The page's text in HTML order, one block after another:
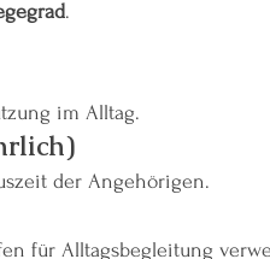
.
im Alltag.
der Angehörigen.
für Alltagsbegleitung